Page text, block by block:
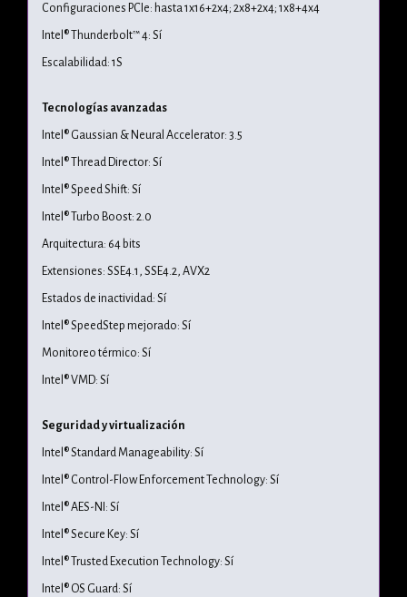
Configuraciones PCIe: hasta 1x16+2x4; 2x8+2x4; 1x8+4x4
Intel® Thunderbolt™ 4: Sí
Escalabilidad: 1S
Tecnologías avanzadas
Intel® Gaussian & Neural Accelerator: 3.5
Intel® Thread Director: Sí
Intel® Speed Shift: Sí
Intel® Turbo Boost: 2.0
Arquitectura: 64 bits
Extensiones: SSE4.1, SSE4.2, AVX2
Estados de inactividad: Sí
Intel® SpeedStep mejorado: Sí
Monitoreo térmico: Sí
Intel® VMD: Sí
Seguridad y virtualización
Intel® Standard Manageability: Sí
Intel® Control-Flow Enforcement Technology: Sí
Intel® AES-NI: Sí
Intel® Secure Key: Sí
Intel® Trusted Execution Technology: Sí
Intel® OS Guard: Sí